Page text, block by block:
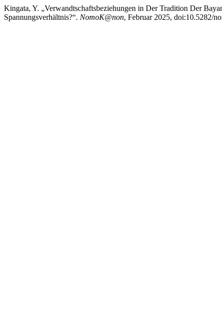
Kingata, Y. „Verwandtschaftsbeziehungen in Der Tradition Der
Spannungsverhältnis?“. NomoK@non, Februar 2025, doi:10.5282/